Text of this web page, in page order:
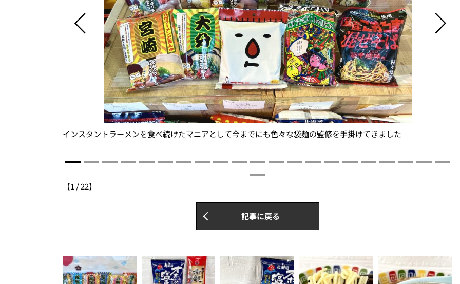
インスタントラーメンを食べ続けたマニアとして今までにも色々な袋麺の監修を手掛けてきました
【1 /22】
記事に戻る